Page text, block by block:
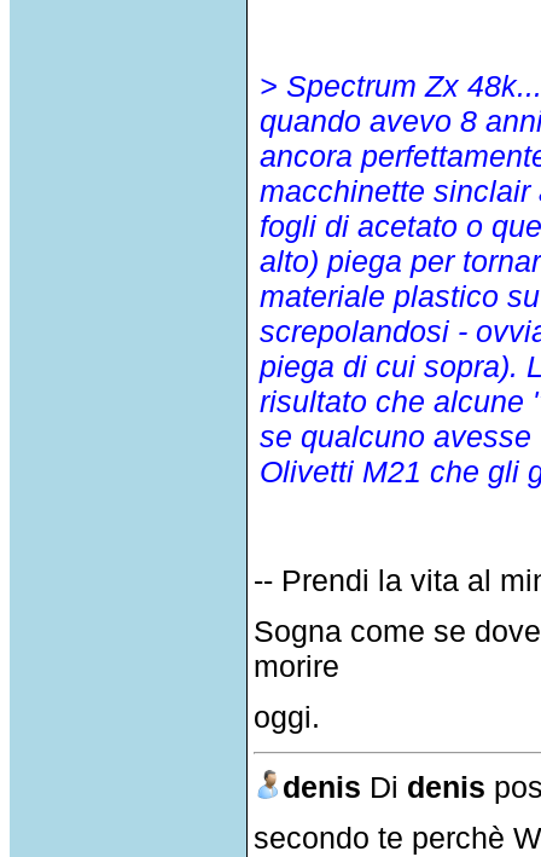
> Spectrum Zx
quando avevo 8
ancora
macchinette
fogli di acetato o
alto) piega per
materiale plastico
screpolandosi -
piega di cui sopra).
risultato che alcune
se qualcuno
Olivetti M21 che gli
-- Prendi la vita al
Sogna come se
morire
oggi.
denis Di denis
secondo te perchè